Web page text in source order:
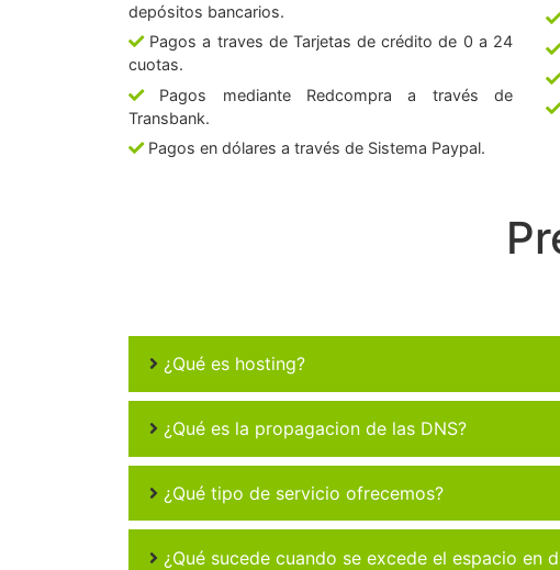
depósitos bancarios.
Pagos a traves de Tarjetas de crédito de 0 a 24
cuotas.
Pagos mediante Redcompra a través de
Transbank.
Pagos en dólares a través de Sistema Paypal.
¿Qué es hosting?
¿Qué es la propagacion de las DNS?
¿Qué tipo de servicio ofrecemos?
¿Qué sucede cuando se excede el espacio en